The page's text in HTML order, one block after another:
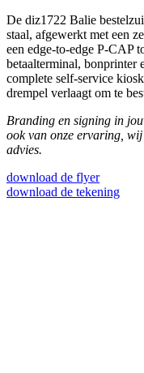
De diz1722 Balie
staal, afgewerkt met een
een edge-to-edge P-CAP
betaalterminal, bonprinter
complete self-service
drempel verlaagt om te
Branding en signing in
ook van onze ervaring,
advies.
download de flyer
download de tekening